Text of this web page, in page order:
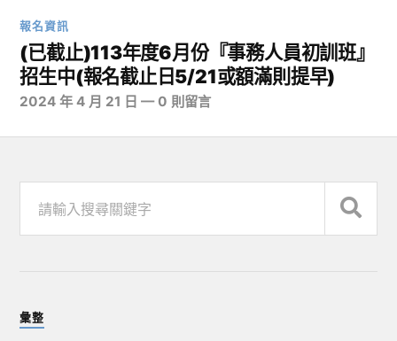
報名資訊
(已截止)113年度6月份『事務人員初訓班』
招生中(報名截止日5/21或額滿則提早)
2024 年 4 月 21 日 —0 則留言
彙整